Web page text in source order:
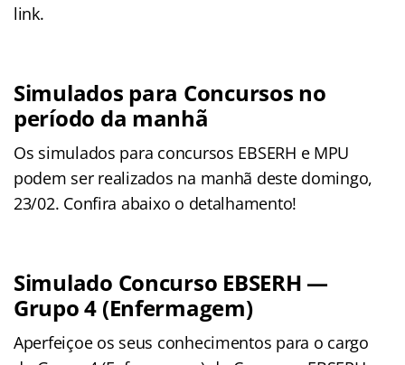
link.
Simulados para Concursos no
período da manhã
Os simulados para concursos EBSERH e MPU
podem ser realizados na manhã deste domingo,
23/02. Confira abaixo o detalhamento!
Simulado Concurso EBSERH —
Grupo 4 (Enfermagem)
Aperfeiçoe os seus conhecimentos para o cargo